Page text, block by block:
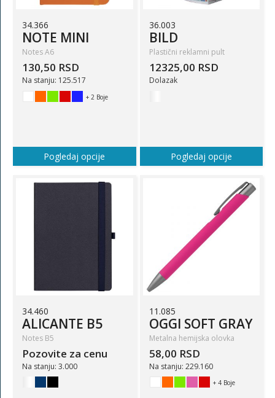
34.366
NOTE MINI
Notes A6
130,50 RSD
Na stanju: 125.517
+ 2 Boje
Pogledaj opcije
36.003
BILD
Plastični reklamni pult
12325,00 RSD
Dolazak
Pogledaj opcije
34.460
ALICANTE B5
Notes B5
Pozovite za cenu
Na stanju: 3.000
11.085
OGGI SOFT GRAY
Metalna hemijska olovka
58,00 RSD
Na stanju: 229.160
+ 4 Boje